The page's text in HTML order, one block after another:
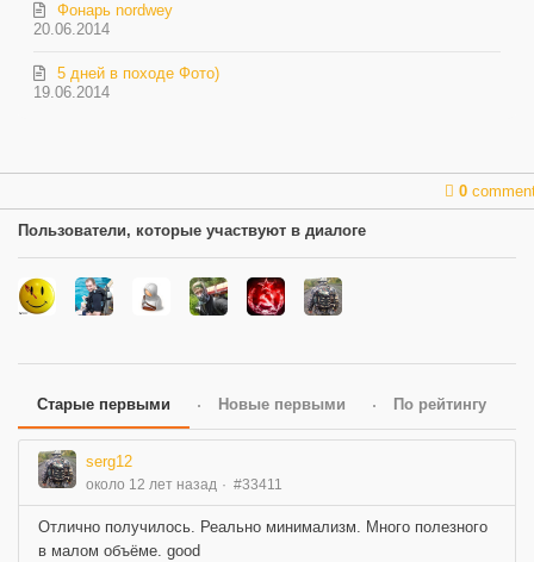
20.06.2014
Фонарь nordwey
19.06.2014
5 дней в походе Фото)
0
Пользователи, которые участвуют в диалоге
Старые первыми Новые первыми По рейтингу
serg12
около 12 лет назад #33411
Отлично получилось. Реально минимализм. Много полезного
в малом объёме. good